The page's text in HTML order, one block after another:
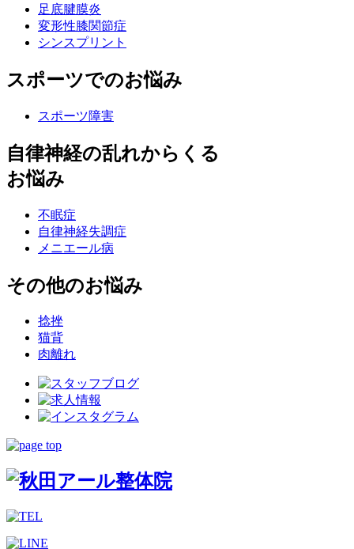
足底腱膜炎
変形性膝関節症
シンスプリント
スポーツでのお悩み
スポーツ障害
自律神経の乱れからくる
お悩み
不眠症
自律神経失調症
メニエール病
その他のお悩み
捻挫
猫背
肉離れ